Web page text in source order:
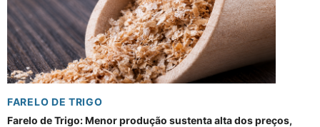
FARELO DE TRIGO
Farelo de Trigo: Menor produção sustenta alta dos preços,